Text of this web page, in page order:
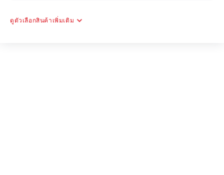
ดูตัวเลือกสินค้าเพิ่มเติม